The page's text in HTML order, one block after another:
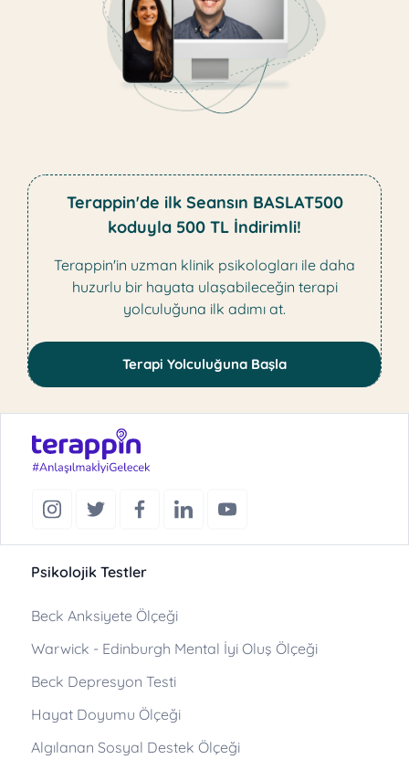
Terappin'de ilk Seansın BASLAT500
koduyla 500 TL İndirimli!
Terappin'in uzman klinik psikologları ile daha
huzurlu bir hayata ulaşabileceğin terapi
yolculuğuna ilk adımı at.
Terapi Yolculuğuna Başla
Psikolojik Testler
Beck Anksiyete Ölçeği
Warwick - Edinburgh Mental İyi Oluş Ölçeği
Beck Depresyon Testi
Hayat Doyumu Ölçeği
Algılanan Sosyal Destek Ölçeği